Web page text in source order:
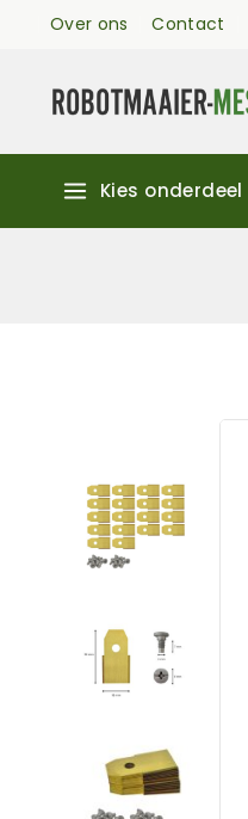
Over ons Contact
Kies onderdeel